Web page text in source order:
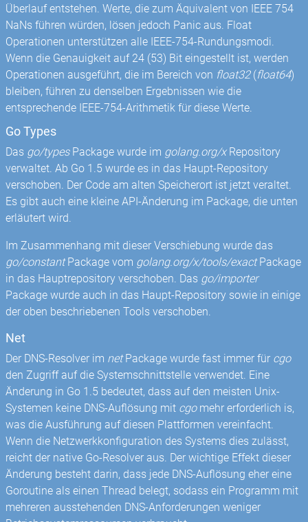
Überlauf entstehen. Werte, die zum Äquivalent von IEEE 754
NaNs führen würden, lösen jedoch Panic aus. Float
Operationen unterstützen alle IEEE-754-Rundungsmodi.
Wenn die Genauigkeit auf 24 (53) Bit eingestellt ist, werden
Operationen ausgeführt, die im Bereich von float32(float64)
bleiben, führen zu denselben Ergebnissen wie die
entsprechende IEEE-754-Arithmetik für diese Werte.
Go Types
Das go/typesPackage wurde im golang.org/xRepository
verwaltet. Ab Go 1.5 wurde es in das Haupt-Repository
verschoben. Der Code am alten Speicherort ist jetzt veraltet.
Es gibt auch eine kleine API-Änderung im Package, die unten
erläutert wird.
Im Zusammenhang mit dieser Verschiebung wurde das
go/constantPackage vom golang.org/x/tools/exactPackage
in das Hauptrepository verschoben. Das go/importer
Package wurde auch in das Haupt-Repository sowie in einige
der oben beschriebenen Tools verschoben.
Net
Der DNS-Resolver im netPackage wurde fast immer für cgo
den Zugriff auf die Systemschnittstelle verwendet. Eine
Änderung in Go 1.5 bedeutet, dass auf den meisten Unix-
Systemen keine DNS-Auflösung mit cgomehr erforderlich is,
was die Ausführung auf diesen Plattformen vereinfacht.
Wenn die Netzwerkkonfiguration des Systems dies zulässt,
reicht der native Go-Resolver aus. Der wichtige Effekt dieser
Änderung besteht darin, dass jede DNS-Auflösung eher eine
Goroutine als einen Thread belegt, sodass ein Programm mit
mehreren ausstehenden DNS-Anforderungen weniger